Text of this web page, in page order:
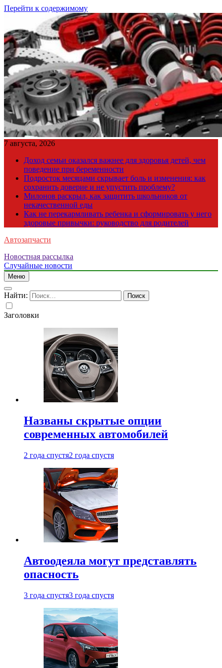
Перейти к содержимому
7 августа, 2026
Доход семьи оказался важнее для здоровья детей, чем
поведение при беременности
Подросток месяцами скрывает боль и изменения: как
сохранить доверие и не упустить проблему?
Милонов раскрыл, как защитить школьников от
некачественной еды
Как не перекармливать ребенка и сформировать у него
здоровые привычки: руководство для родителей
Автозапчасти
Новостная рассылка
Случайные новости
Меню
Найти:
Заголовки
Названы скрытые опции
современных автомобилей
2 года спустя2 года спустя
Автоодеяла могут представлять
опасность
3 года спустя3 года спустя